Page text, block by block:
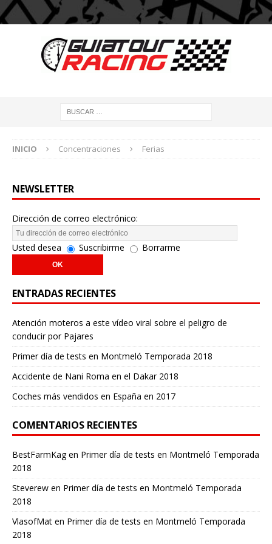
INICIO Concentraciones Ferias
NEWSLETTER
Dirección de correo electrónico:
Usted desea Suscribirme Borrarme
ENTRADAS RECIENTES
Atención moteros a este vídeo viral sobre el peligro de
conducir por Pajares
Primer día de tests en Montmeló Temporada 2018
Accidente de Nani Roma en el Dakar 2018
Coches más vendidos en España en 2017
COMENTARIOS RECIENTES
BestFarmKagen Primer día de tests en Montmeló Temporada
2018
Steverew en Primer día de tests en Montmeló Temporada
2018
VlasofMat en Primer día de tests en Montmeló Temporada
2018